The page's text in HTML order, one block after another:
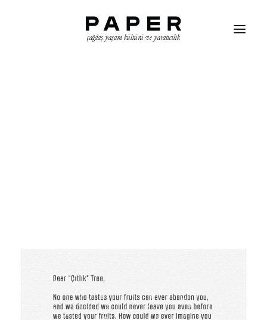
çağdaş yaşam kültürü ve yaratıcılık